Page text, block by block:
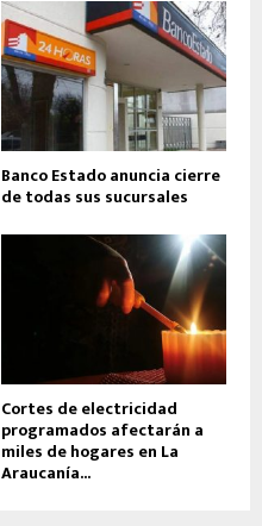
Banco Estado anuncia cierre
de todas sus sucursales
Cortes de electricidad
programados afectarán a
miles de hogares en La
Araucanía...